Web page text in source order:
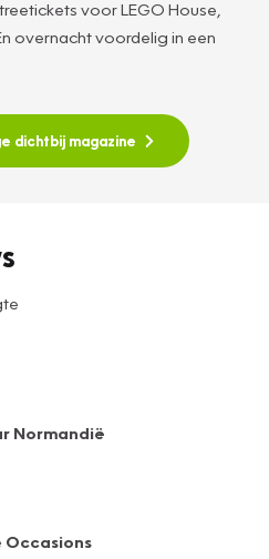
voor LEGO House,
overnacht voordelig in een
dichtbij magazine
Normandië
Occasions